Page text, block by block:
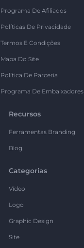
Programa De Afiliados
Políticas De Privacidade
Termos E Condições
Mapa Do Site
Política De Parceria
Programa De Embaixadores
Recursos
Ferramentas Branding
Blog
Categorias
Vídeo
Logo
Graphic Design
Site